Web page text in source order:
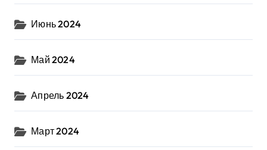
Июнь 2024
Май 2024
Апрель 2024
Март 2024